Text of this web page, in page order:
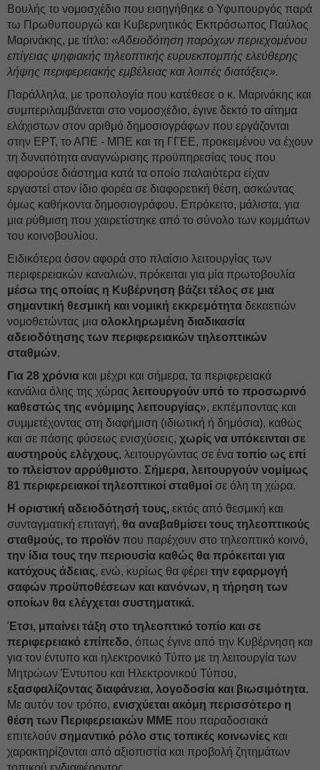
Βουλής το νομοσχέδιο που εισηγήθηκε ο Υφυπουργός παρά
τω Πρωθυπουργώ και Κυβερνητικός Εκπρόσωπος Παύλος
Μαρινάκης, με τίτλο: «Αδειοδότηση παρόχων περιεχομένου
επίγειας ψηφιακής τηλεοπτικής ευρυεκπομπής ελεύθερης
λήψης περιφερειακής εμβέλειας και λοιπές διατάξεις».
Παράλληλα, με τροπολογία που κατέθεσε ο κ. Μαρινάκης και
συμπεριλαμβάνεται στο νομοσχέδιο, έγινε δεκτό το αίτημα
ελάχιστων στον αριθμό δημοσιογράφων που εργάζονται
στην ΕΡΤ, το ΑΠΕ - ΜΠΕ και τη ΓΓΕΕ, προκειμένου να έχουν
τη δυνατότητα αναγνώρισης προϋπηρεσίας τους που
αφορούσε διάστημα κατά τα οποίο παλαιότερα είχαν
εργαστεί στον ίδιο φορέα σε διαφορετική θέση, ασκώντας
όμως καθήκοντα δημοσιογράφου. Επρόκειτο, μάλιστα, για
μια ρύθμιση που χαιρετίστηκε από το σύνολο των κομμάτων
του κοινοβουλίου.
Ειδικότερα όσον αφορά στο πλαίσιο λειτουργίας των
περιφερειακών καναλιών, πρόκειται για μία πρωτοβουλία
μέσω της οποίας η Κυβέρνηση βάζει τέλος σε μια
σημαντική θεσμική και νομική εκκρεμότητα δεκαετιών
νομοθετώντας μια ολοκληρωμένη διαδικασία
αδειοδότησης των περιφερειακών τηλεοπτικών
σταθμών.
Για 28 χρόνια και μέχρι και σήμερα, τα περιφερειακά
κανάλια όλης της χώρας λειτουργούν υπό το προσωρινό
καθεστώς της «νόμιμης λειτουργίας», εκπέμποντας και
συμμετέχοντας στη διαφήμιση (ιδιωτική ή δημόσια), καθώς
και σε πάσης φύσεως ενισχύσεις, χωρίς να υπόκεινται σε
αυστηρούς ελέγχους, λειτουργώντας σε ένα τοπίο ως επί
το πλείστον αρρύθμιστο. Σήμερα, λειτουργούν νομίμως
81 περιφερειακοί τηλεοπτικοί σταθμοί σε όλη τη χώρα.
Η οριστική αδειοδότησή τους, εκτός από θεσμική και
συνταγματική επιταγή, θα αναβαθμίσει τους τηλεοπτικούς
σταθμούς, το προϊόν που παρέχουν στο τηλεοπτικό κοινό,
την ίδια τους την περιουσία καθώς θα πρόκειται για
κατόχους άδειας, ενώ, κυρίως θα φέρει την εφαρμογή
σαφών προϋποθέσεων και κανόνων, η τήρηση των
οποίων θα ελέγχεται συστηματικά.
Έτσι, μπαίνει τάξη στο τηλεοπτικό τοπίο και σε
περιφερειακό επίπεδο, όπως έγινε από την Κυβέρνηση και
για τον έντυπο και ηλεκτρονικό Τύπο με τη λειτουργία των
Μητρώων Έντυπου και Ηλεκτρονικού Τύπου,
εξασφαλίζοντας διαφάνεια, λογοδοσία και βιωσιμότητα.
Με αυτόν τον τρόπο, ενισχύεται ακόμη περισσότερο η
θέση των Περιφερειακών ΜΜΕ που παραδοσιακά
επιτελούν σημαντικό ρόλο στις τοπικές κοινωνίες και
χαρακτηρίζονται από αξιοπιστία και προβολή ζητημάτων
τοπικού ενδιαφέροντος.